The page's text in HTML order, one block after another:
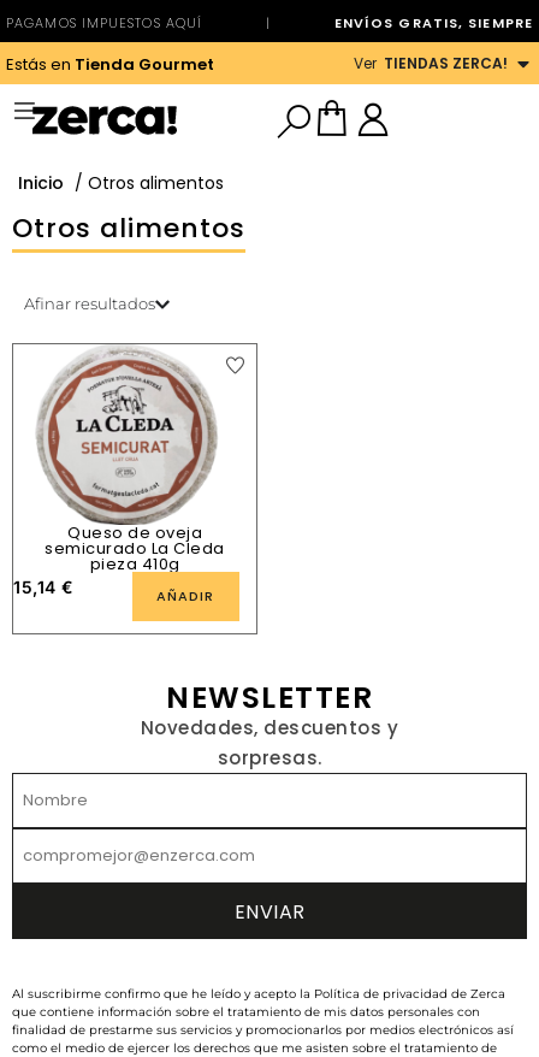
PAGAMOS IMPUESTOS AQUÍ | ENVÍOS GRATIS, SIEMPRE
Estás en Tienda Gourmet Ver TIENDAS ZERCA!
Inicio / Otros alimentos
Otros alimentos
Afinar resultados
Queso de oveja
semicurado La Cleda
pieza 410g
15,14 € AÑADIR
NEWSLETTER
Novedades, descuentos y
sorpresas.
Al suscribirme confirmo que he leído y acepto la Política de privacidad de Zerca
que contiene información sobre el tratamiento de mis datos personales con
finalidad de prestarme sus servicios y promocionarlos por medios electrónicos así
como el medio de ejercer los derechos que me asisten sobre el tratamiento de